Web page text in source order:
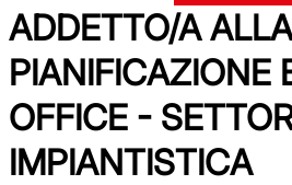
ADDETTO/A ALLA
PIANIFICAZIONE
OFFICE -
IMPIANTISTICA